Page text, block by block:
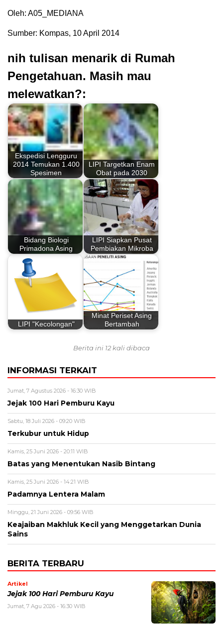
Oleh: A05_MEDIANA
Sumber: Kompas, 10 April 2014
nih tulisan menarik di Rumah
Pengetahuan. Masih mau
melewatkan?:
Ekspedisi Lengguru
2014 Temukan 1.400
Spesimen
LIPI Targetkan Enam
Obat pada 2030
Bidang Biologi
Primadona Asing
LIPI Siapkan Pusat
Pembiakan Mikroba
LIPI "Kecolongan"
Minat Periset Asing
Bertambah
Berita ini 12 kali dibaca
INFORMASI TERKAIT
Jumat, 7 Agustus 2026 - 16:30 WIB
Jejak 100 Hari Pemburu Kayu
Sabtu, 18 Juli 2026 - 09:20 WIB
Terkubur untuk Hidup
Kamis, 25 Juni 2026 - 20:11 WIB
Batas yang Menentukan Nasib Bintang
Kamis, 25 Juni 2026 - 14:21 WIB
Padamnya Lentera Malam
Minggu, 21 Juni 2026 - 09:56 WIB
Keajaiban Makhluk Kecil yang Menggetarkan Dunia
Sains
BERITA TERBARU
Artikel
Jejak 100 Hari Pemburu Kayu
Jumat, 7 Agu 2026 - 16:30 WIB